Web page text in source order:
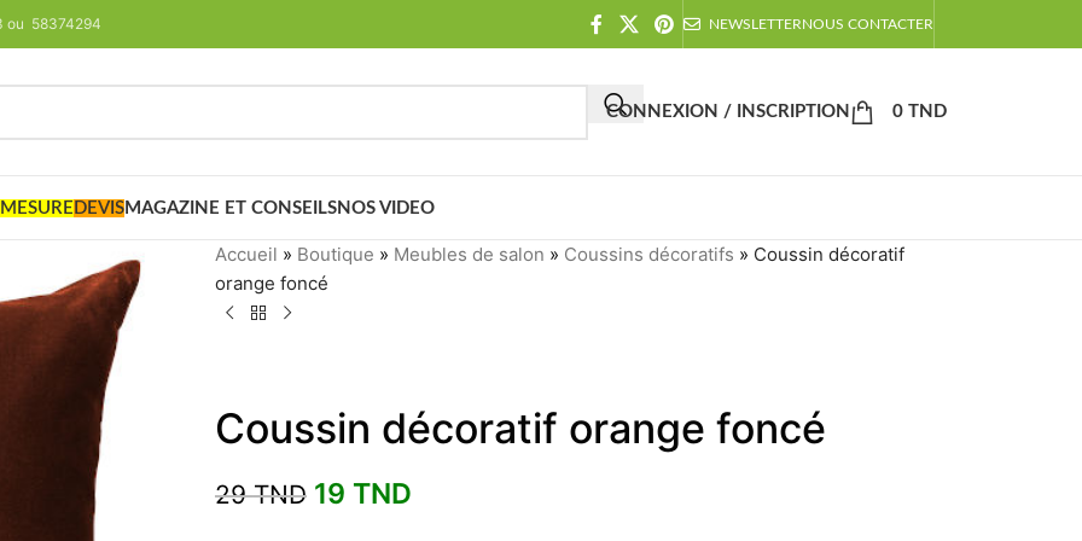
ou 58374294 NEWSLETTERNOUS CONTACTER
CONNEXION / INSCRIPTION 0 TND
DEVIS MAGAZINE ET CONSEILS NOS VIDEO
Accueil » Boutique » Meubles de salon » Coussins décoratifs » Coussin décoratif
orange foncé
Coussin décoratif orange foncé
29TND 19 TND